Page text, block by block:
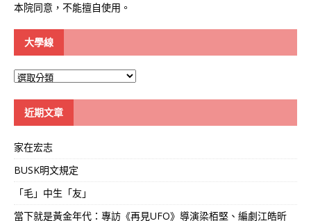
本院同意，不能擅自使用。
大學線
大
近期文章
家在宏志
BUSK明文規定
「毛」中生「友」
當下就是黃金年代：專訪《再見UFO》導演梁栢堅、編劇江皓昕